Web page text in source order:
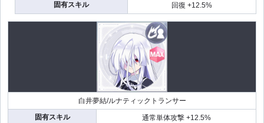
固有スキル
回復 +12.5%
白井夢結/ルナティックトランサー
固有スキル
通常単体攻撃 +12.5%